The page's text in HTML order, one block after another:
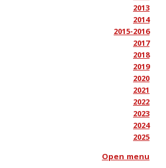
2013
2014
2015-2016
2017
2018
2019
2020
2021
2022
2023
2024
2025
Open menu